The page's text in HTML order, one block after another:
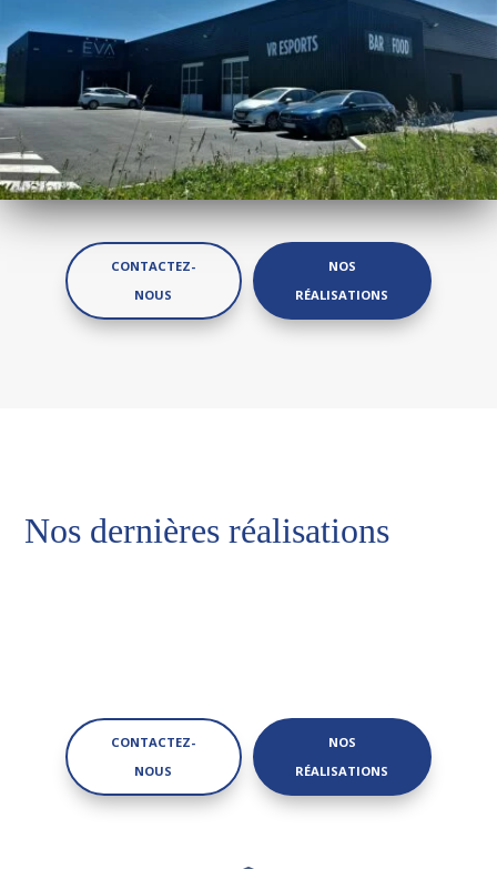
CONTACTEZ-
NOUS
NOS
RÉALISATIONS
Nos dernières réalisations
CONTACTEZ-
NOUS
NOS
RÉALISATIONS